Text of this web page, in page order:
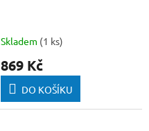
Skladem (1 ks)
869 Kč
DO KOŠÍKU